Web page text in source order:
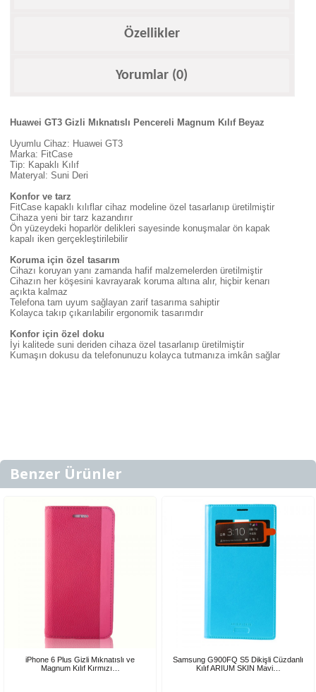
Özellikler
Yorumlar (0)
Huawei GT3 Gizli Mıknatıslı Pencereli Magnum Kılıf Beyaz
Uyumlu Cihaz: Huawei GT3
Marka: FitCase
Tip: Kapaklı Kılıf
Materyal: Suni Deri
Konfor ve tarz
FitCase kapaklı kılıflar cihaz modeline özel tasarlanıp üretilmiştir
Cihaza yeni bir tarz kazandırır
Ön yüzeydeki hoparlör delikleri sayesinde konuşmalar ön kapak
kapalı iken gerçekleştirilebilir
Koruma için özel tasarım
Cihazı koruyan yanı zamanda hafif malzemelerden üretilmiştir
Cihazın her köşesini kavrayarak koruma altına alır, hiçbir kenarı
açıkta kalmaz
Telefona tam uyum sağlayan zarif tasarıma sahiptir
Kolayca takıp çıkarılabilir ergonomik tasarımdır
Konfor için özel doku
İyi kalitede suni deriden cihaza özel tasarlanıp üretilmiştir
Kumaşın dokusu da telefonunuzu kolayca tutmanıza imkân sağlar
Benzer Ürünler
iPhone 6 Plus Gizli Mıknatıslı ve
Magnum Kılıf Kırmızı…
Samsung G900FQ S5 Dikişli Cüzdanlı
Kılıf ARIUM SKIN Mavi…